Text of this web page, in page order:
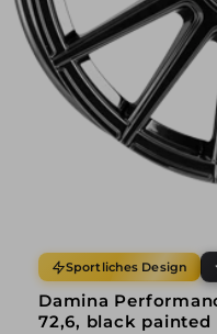
Sportliches Design
Damina
72,6, black painted